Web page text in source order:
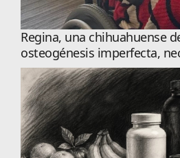
Regina, una chihuahuense
osteogénesis imperfecta,